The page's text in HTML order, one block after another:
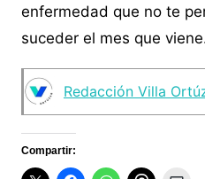
enfermedad que no te
suceder el mes que
Redacción Villa
Compartir: